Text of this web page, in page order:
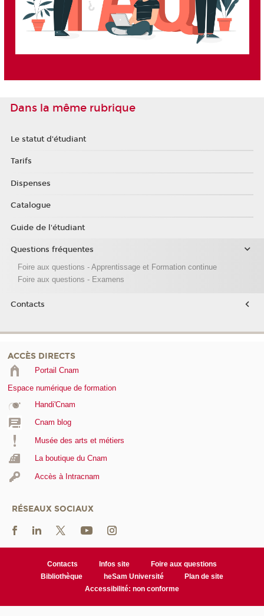
Dans la même rubrique
Le statut d'étudiant
Tarifs
Dispenses
Catalogue
Guide de l'étudiant
Questions fréquentes
Foire aux questions - Apprentissage et Formation continue
Foire aux questions - Examens
Contacts
ACCÈS DIRECTS
Portail Cnam
Espace numérique de formation
Handi'Cnam
Cnam blog
Musée des arts et métiers
La boutique du Cnam
Accès à Intracnam
RÉSEAUX SOCIAUX
Contacts Infos site
Foire aux questions
Bibliothèque
heSam Université
Plan de site
Accessibilité: non conforme